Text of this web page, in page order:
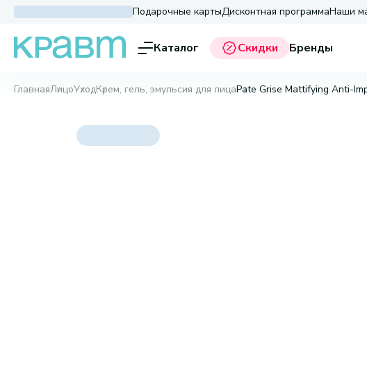
Подарочные картыДисконтная программаНаши
Каталог Скидки Бренды
ГлавнаяЛицоУходКрем, гель, эмульсия для лицаPate Grise Mattifying Anti-